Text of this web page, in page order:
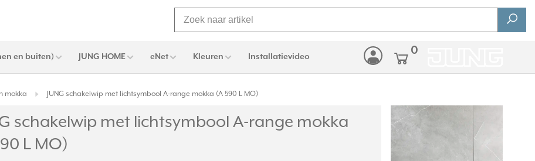
en buiten) JUNG HOME eNet Kleuren Installatievideo 0
mokka JUNG schakelwip met lichtsymbool A-range mokka (A 590 L MO)
schakelwip met lichtsymbool A-range mokka
L MO)